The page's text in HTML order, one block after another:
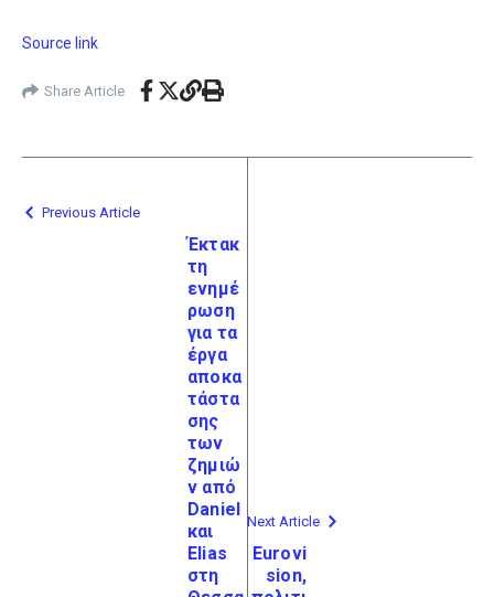
Source link
Share Article
Previous Article
Έκτακ
τη
ενημέ
ρωση
για τα
έργα
αποκα
τάστα
σης
των
ζημιώ
ν από
Daniel
και
Elias
στη
Next Article
Eurovi
sion,